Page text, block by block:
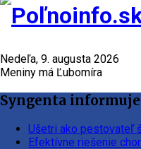
Nedeľa, 9. augusta 2026
Meniny má Ľubomíra
Syngenta informuje
Ušetri ako pestovateľ
Efektívne riešenie